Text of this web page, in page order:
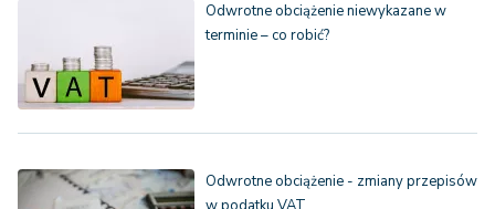
Odwrotne obciążenie niewykazane w
terminie – co robić?
Odwrotne obciążenie - zmiany przepisów